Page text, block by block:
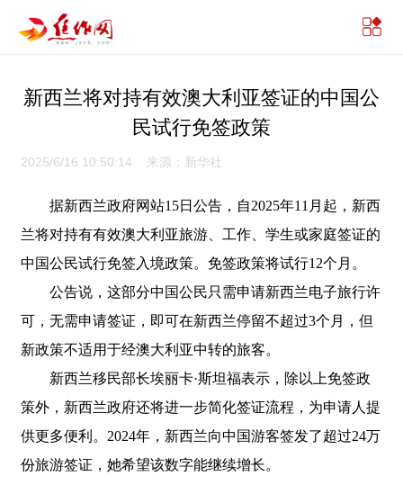
新西兰将对持有效澳大利亚签证的中国公
民试行免签政策
2025/6/16 10:50:14 来源：新华社
据新西兰政府网站15日公告，自2025年11月起，新西
兰将对持有有效澳大利亚旅游、工作、学生或家庭签证的
中国公民试行免签入境政策。免签政策将试行12个月。
公告说，这部分中国公民只需申请新西兰电子旅行许
可，无需申请签证，即可在新西兰停留不超过3个月，但
新政策不适用于经澳大利亚中转的旅客。
新西兰移民部长埃丽卡·斯坦福表示，除以上免签政
策外，新西兰政府还将进一步简化签证流程，为申请人提
供更多便利。2024年，新西兰向中国游客签发了超过24万
份旅游签证，她希望该数字能继续增长。